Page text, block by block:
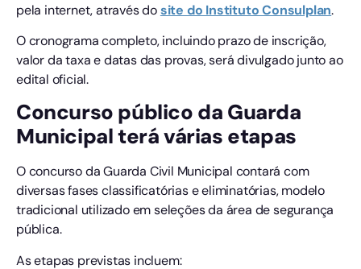
pela internet, através dosite do Instituto Consulplan.
O cronograma completo, incluindo prazo de inscrição,
valor da taxa e datas das provas, será divulgado junto ao
edital oficial.
Concurso público da Guarda
Municipal terá várias etapas
O concurso da Guarda Civil Municipal contará com
diversas fases classificatórias e eliminatórias, modelo
tradicional utilizado em seleções da área de segurança
pública.
As etapas previstas incluem: